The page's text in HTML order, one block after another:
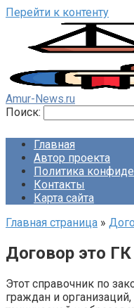
Перейти к контенту
Amur-News.ru
Поиск:
Главная
Автор проекта
Политика
Контакты
Карта сайта
Главная страница »
Договор это ГК
Этот справочник по
граждан и